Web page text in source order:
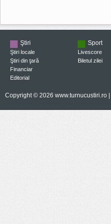
Ştiri
Ştiri locale
Ştiri din ţară
Financiar
Editorial
Sport
Livescore
Biletul zilei
Copyright © 2026 www.turnucustiri.ro |